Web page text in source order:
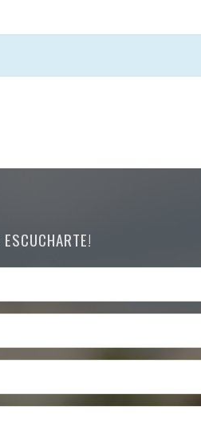
ESCUCHARTE!